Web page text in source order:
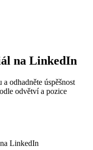
na LinkedIn
odhadněte úspěšnost
odvětví a pozice
LinkedIn